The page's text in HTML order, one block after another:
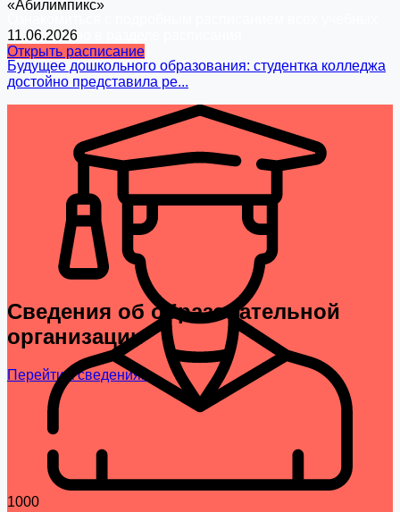
групп можно в разделе расписания
Открыть расписание
Сведения об образовательной
организации
Перейти к сведениям
«Абилимпикс»
11.06.2026
Будущее дошкольного образования: студентка колледжа
достойно представила ре...
1000